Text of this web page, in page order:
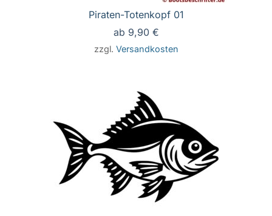
Piraten-Totenkopf 01
ab 9,90 €
zzgl. Versandkosten